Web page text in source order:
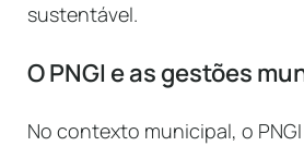
sustentável.
O PNGI e as gestões
No contexto municipal, o